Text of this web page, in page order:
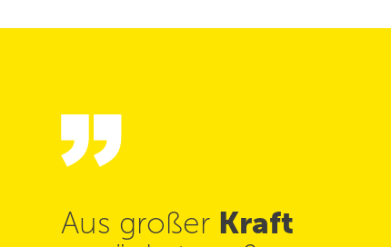
Aus großer Kraft